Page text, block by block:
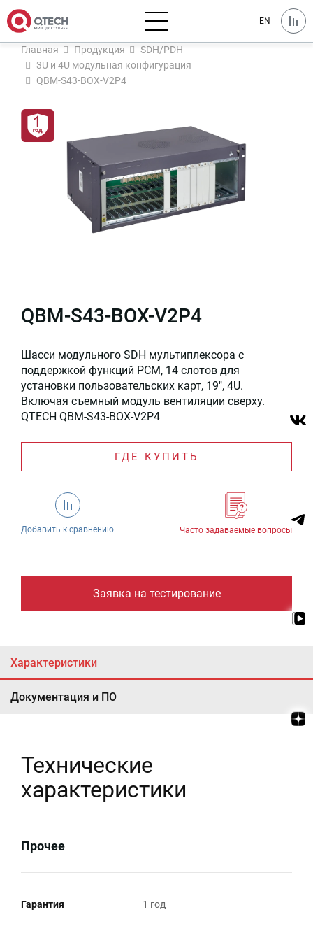
EN
Главная Продукция
SDH/PDH
3U и 4U модульная конфигурация
QBM-S43-BOX-V2P4
QBM-S43-BOX-V2P4
Шасси модульного SDH мультиплексора c
поддержкой функций PCM, 14 слотов для
установки пользовательских карт, 19", 4U.
Включая съемный модуль вентиляции сверху.
QTECH QBM-S43-BOX-V2P4
ГДЕ КУПИТЬ
Добавить к сравнению Часто задаваемые вопросы
Заявка на тестирование
Характеристики
Документация и ПО
Технические
характеристики
Прочее
Гарантия 1 год